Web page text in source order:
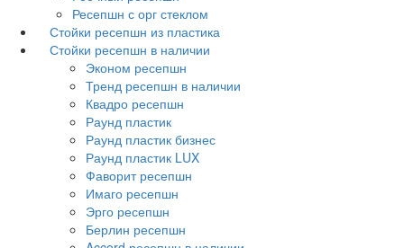
Ресепшн с орг стеклом
Стойки ресепшн из пластика
Стойки ресепшн в наличии
Эконом ресепшн
Тренд ресепшн в наличии
Квадро ресепшн
Раунд пластик
Раунд пластик бизнес
Раунд пластик LUX
Фаворит ресепшн
Имаго ресепшн
Эрго ресепшн
Берлин ресепшн